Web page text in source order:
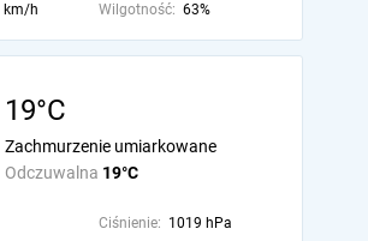
km/h Wilgotność: 63%
19°C
Odczuwalna 19°C
Zachmurzenie umiarkowane
Ciśnienie: 1019 hPa